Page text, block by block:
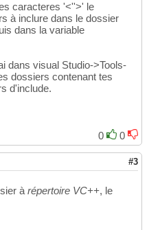
caracteres '<''>' le
à inclure dans le dossier
dans la variable
dans visual Studio->Tools-
dossiers contenant tes
d'include.
0
0
#3
à répertoire VC++, le